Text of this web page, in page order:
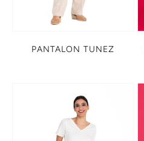
PANTALON TUNEZ